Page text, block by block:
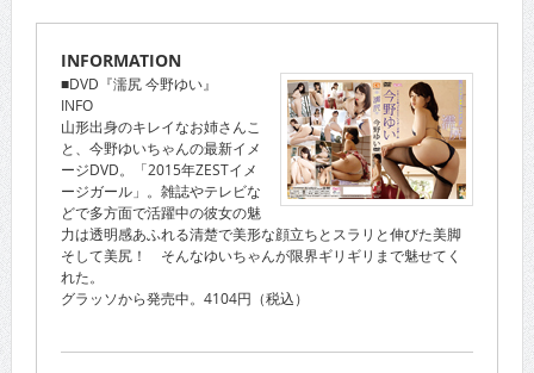
INFORMATION
■DVD『濡尻 今野ゆい』
INFO
山形出身のキレイなお姉さんこ
と、今野ゆいちゃんの最新イメ
ージDVD。「2015年ZESTイメ
ージガール」。雑誌やテレビな
どで多方面で活躍中の彼女の魅
力は透明感あふれる清楚で美形な顔立ちとスラリと伸びた美脚
そして美尻！ そんなゆいちゃんが限界ギリギリまで魅せてく
れた。
グラッソから発売中。4104円（税込）